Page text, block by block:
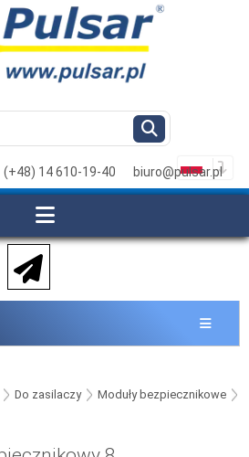
(+48) 14 610-19-40 biuro@pulsar.pl
Do zasilaczy Moduły bezpiecznikowe